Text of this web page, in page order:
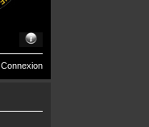
Connexion